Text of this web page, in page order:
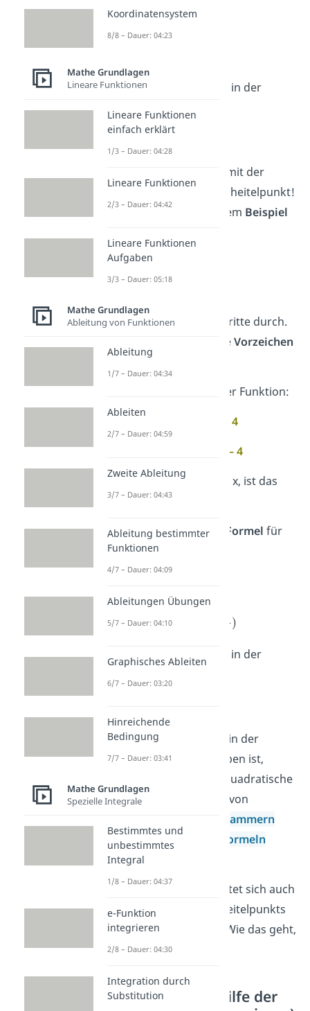
3. Vereinfache
die Terme in der
Klammer:
So bestimmst du mit der
allgemeinen Form den Scheitelpunkt!
Schau es dir an noch einem Beispiel
Beispiel 2:
Gehe wieder die drei Schritte durch.
Achte darauf, dass du dieVorzeichen
nicht vergisst!
der Funktion:
4
c = – 4
Stehtkeine Zahlvor dem x, ist das
dasselbe wie1 ·
Setze die Werte in die Formel für
den Scheitelpunkt ein:
Vereinfachedie Terme in der
Wenn die Funktion nicht in der
Scheitelpunktform gegeben ist,
kannst du sie durch die quadratische
Ergänzung oder mithilfe von
Ausmultiplizieren, Ausklammern
oder denbinomischen Formeln
umformen.
FürFortgeschrittene
bietet sich auch
die Bestimmung des Scheitelpunkts
durch dieAbleitung
an. Wie das geht,
siehst du jetzt!
Bestimmung mithilfe der
Koordinatensystem
8/8 – Dauer: 04:23
Mathe Grundlagen
Lineare Funktionen
Lineare Funktionen
einfach erklärt
1/3 – Dauer: 04:28
Lineare Funktionen
2/3 – Dauer: 04:42
Lineare Funktionen
Aufgaben
3/3 – Dauer: 05:18
Mathe Grundlagen
Ableitung von Funktionen
Ableitung
1/7 – Dauer: 04:34
Ableiten
2/7 – Dauer: 04:59
Zweite Ableitung
3/7 – Dauer: 04:43
Ableitung bestimmter
Funktionen
4/7 – Dauer: 04:09
Ableitungen Übungen
5/7 – Dauer: 04:10
Graphisches Ableiten
6/7 – Dauer: 03:20
Hinreichende
Bedingung
7/7 – Dauer: 03:41
Mathe Grundlagen
Spezielle Integrale
Bestimmtes und
unbestimmtes
Integral
1/8 – Dauer: 04:37
e-Funktion
integrieren
2/8 – Dauer: 04:30
Integration durch
Substitution